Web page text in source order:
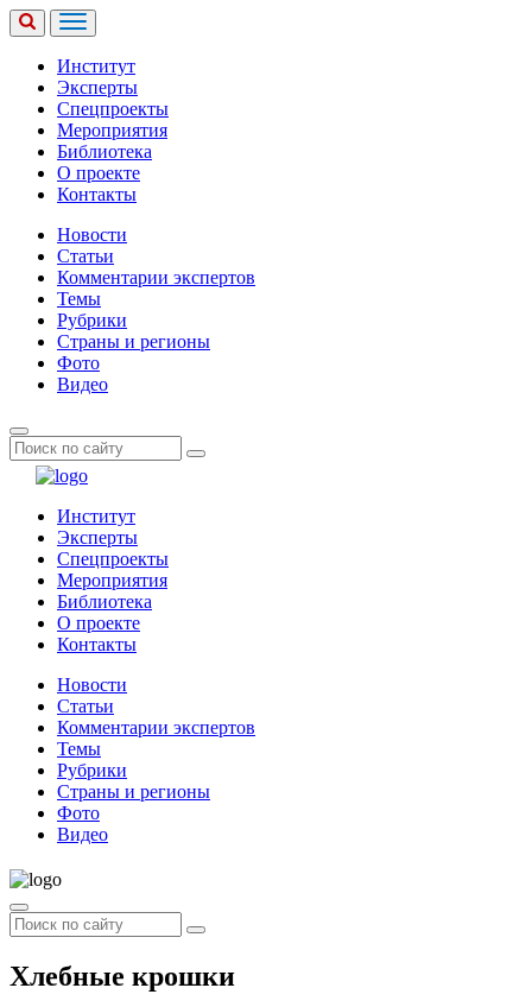
Институт
Эксперты
Спецпроекты
Мероприятия
Библиотека
О проекте
Контакты
Новости
Статьи
Комментарии экспертов
Темы
Рубрики
Страны и регионы
Фото
Видео
Институт
Эксперты
Спецпроекты
Мероприятия
Библиотека
О проекте
Контакты
Новости
Статьи
Комментарии экспертов
Темы
Рубрики
Страны и регионы
Фото
Видео
Хлебные крошки